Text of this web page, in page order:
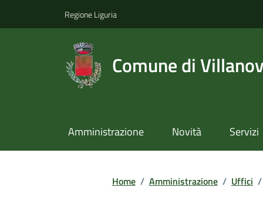
Regione Liguria
Comune di
Amministrazione Novità Servizi
Home / Amministrazione / Uffici /